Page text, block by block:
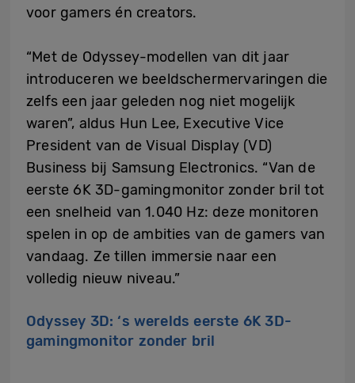
voor gamers én creators.
“Met de Odyssey-modellen van dit jaar
introduceren we beeldschermervaringen die
zelfs een jaar geleden nog niet mogelijk
waren”, aldus Hun Lee, Executive Vice
President van de Visual Display (VD)
Business bij Samsung Electronics. “Van de
eerste 6K 3D-gamingmonitor zonder bril tot
een snelheid van 1.040 Hz: deze monitoren
spelen in op de ambities van de gamers van
vandaag. Ze tillen immersie naar een
volledig nieuw niveau.”
Odyssey 3D: ‘s werelds eerste 6K 3D-
gamingmonitor zonder bril